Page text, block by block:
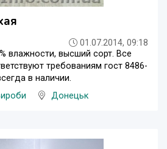
01.07.2014, 09:18
влажности, высший сорт. Все
требованиям гост 8486-
в наличии.
Донецьк